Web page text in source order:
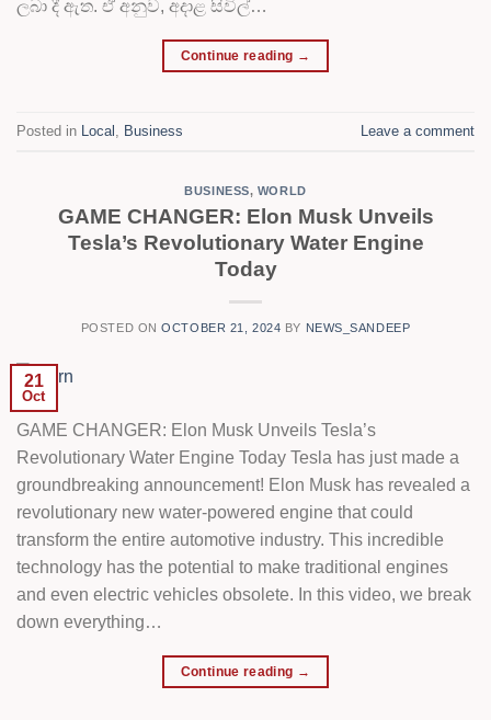
ලබා දී ඇත. ඒ අනුව, අදාළ සිවිල්…
Continue reading →
Posted in Local Business Leave a comment
BUSINESS, WORLD
GAME CHANGER: Elon Musk Unveils
Tesla’s Revolutionary Water Engine
Today
POSTED ONOCTOBER 21, 2024 BY NEWS_SANDEEP
21
Oct
GAME CHANGER: Elon Musk Unveils Tesla’s
Revolutionary Water Engine Today Tesla has just made a
groundbreaking announcement! Elon Musk has revealed a
revolutionary new water-powered engine that could
transform the entire automotive industry. This incredible
technology has the potential to make traditional engines
and even electric vehicles obsolete. In this video, we break
down everything…
Continue reading →